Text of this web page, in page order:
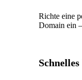
Richte eine
Domain ein